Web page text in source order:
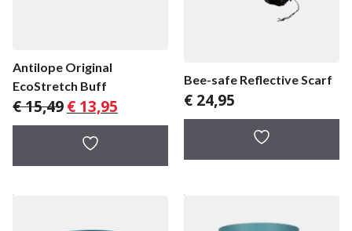
Antilope Original
EcoStretch Buff
€15,49 Oorspronkelijke
prijs
was:
€ 15,49.
€ 13,95
prijs
Bee-safe Reflective Scarf
€ 24,95